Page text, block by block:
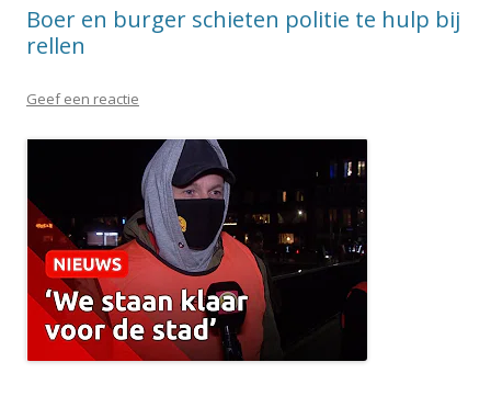
Boer en burger schieten politie te hulp bij
rellen
Geef een reactie